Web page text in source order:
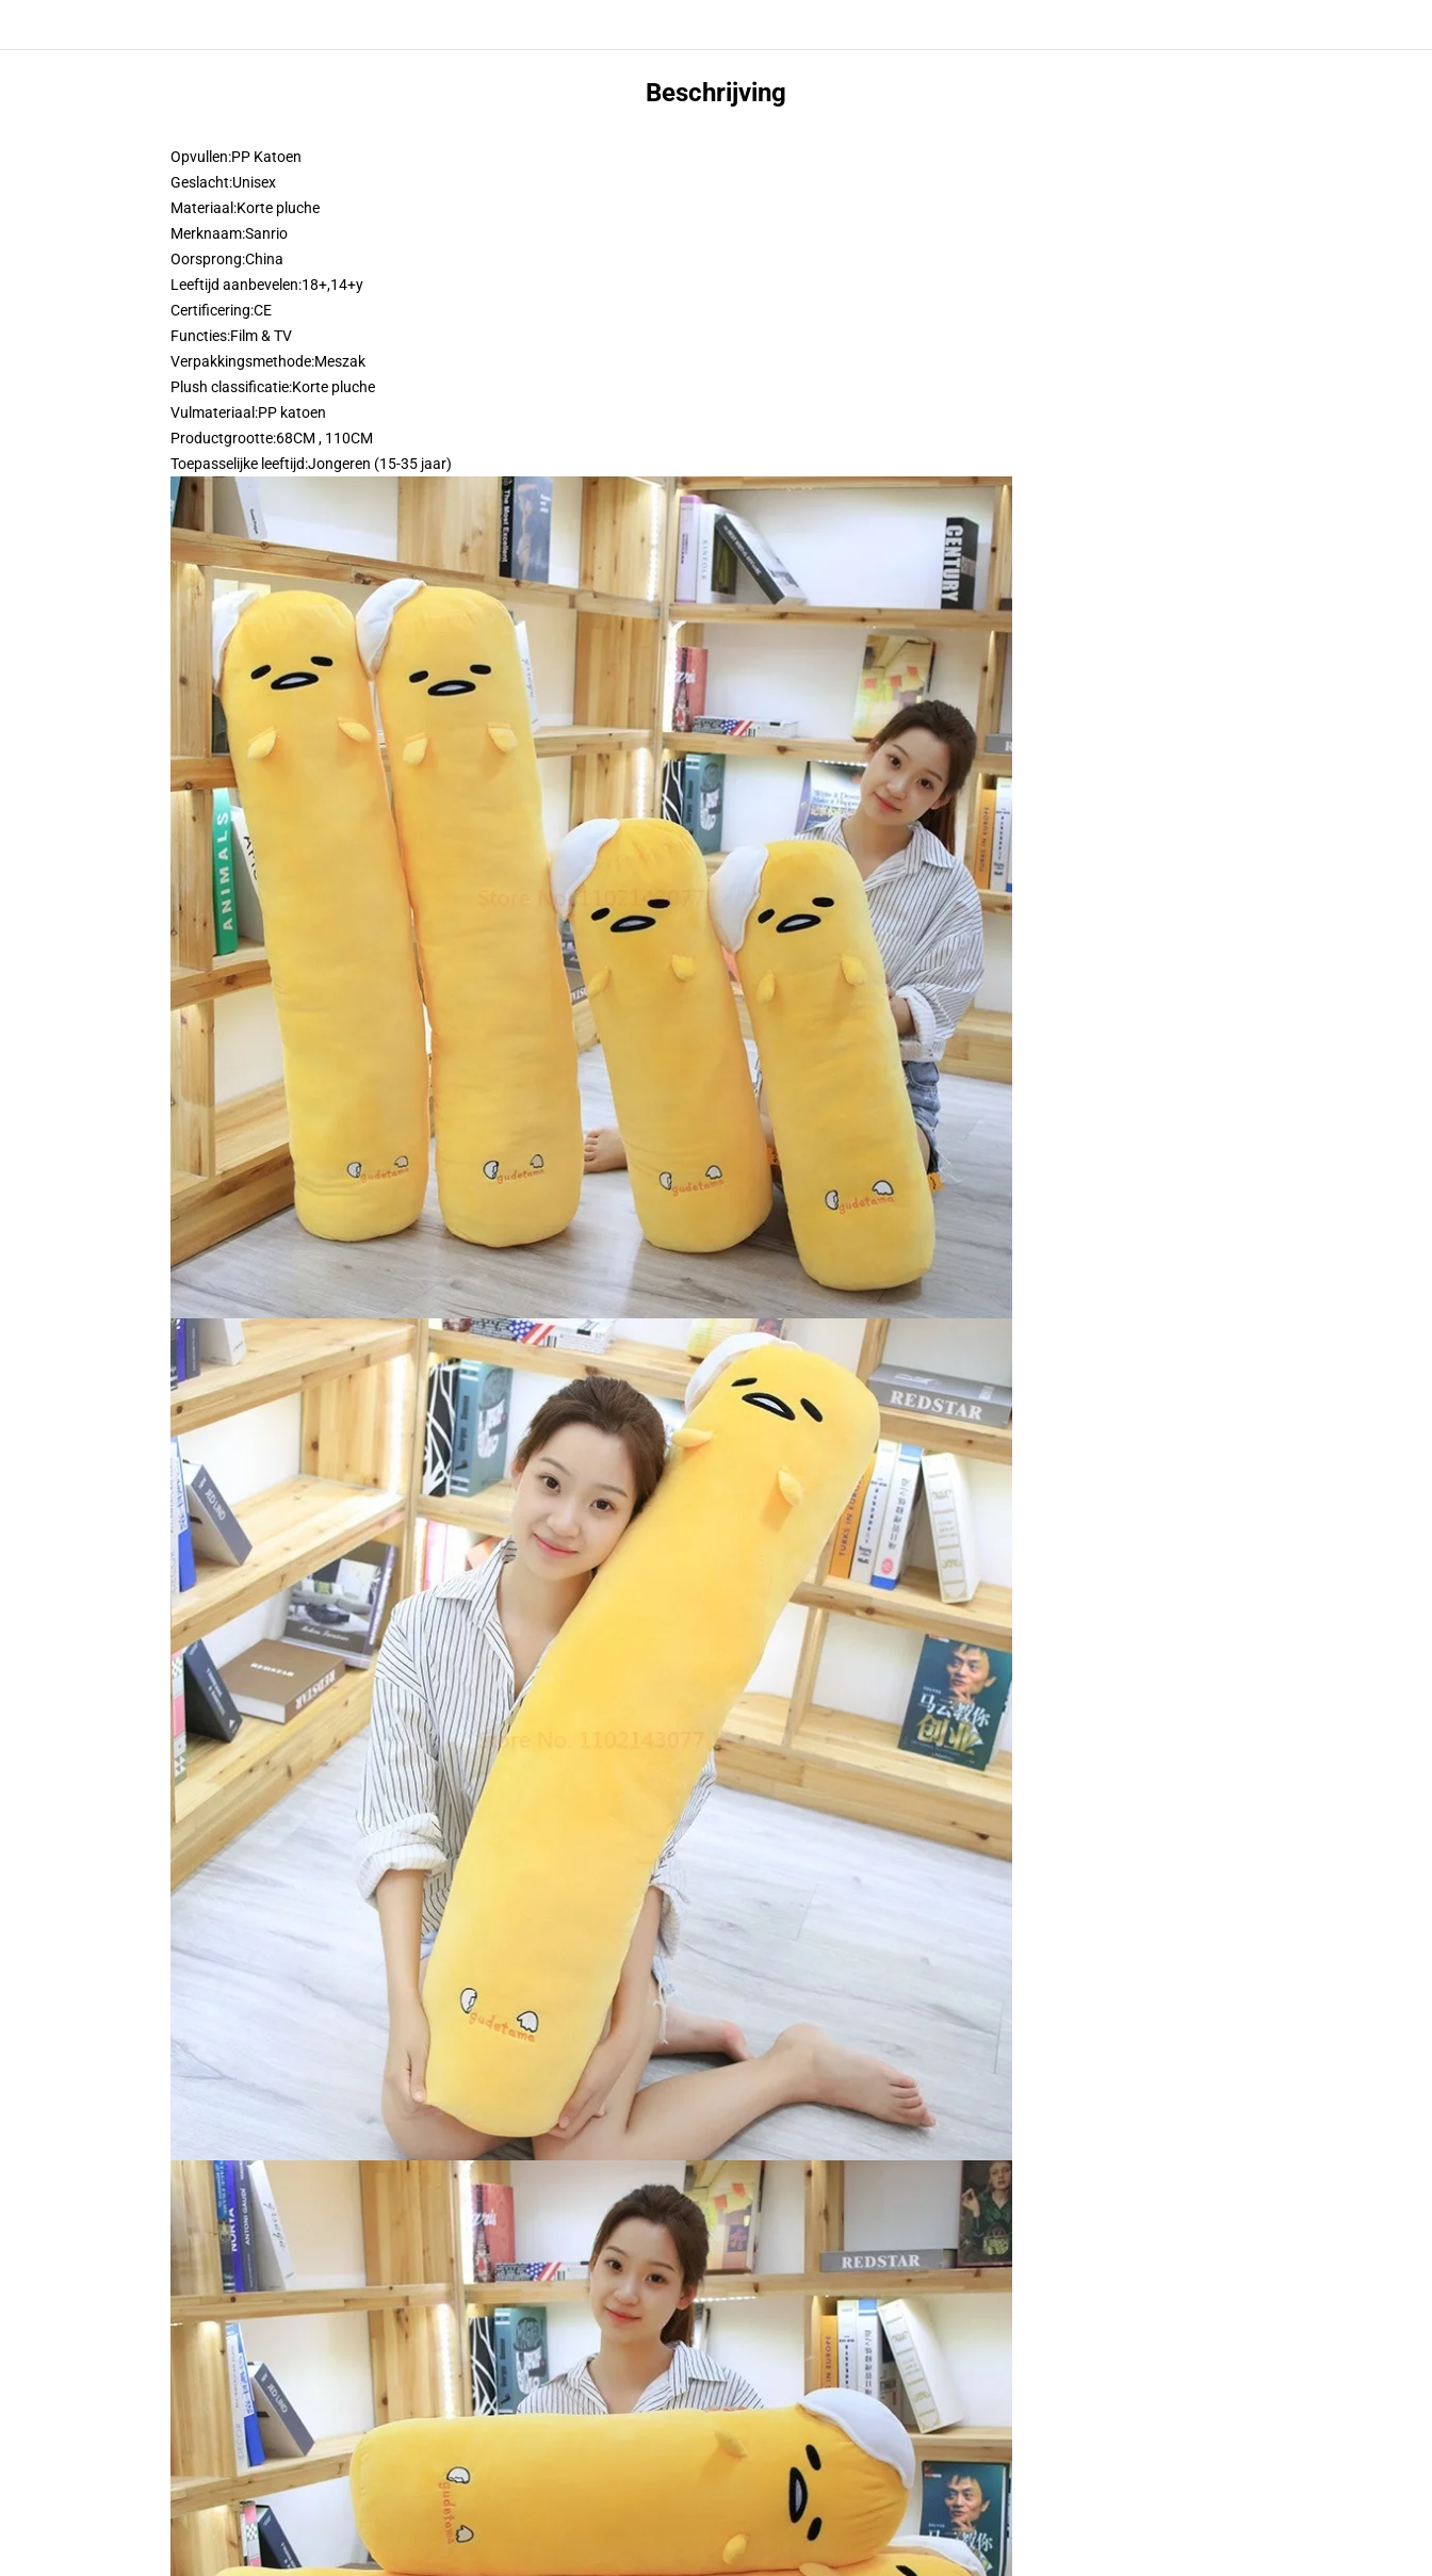
Beschrijving
Opvullen:PP Katoen
Geslacht:Unisex
Materiaal:Korte pluche
Merknaam:Sanrio
Oorsprong:China
Leeftijd aanbevelen:18+,14+y
Certificering:CE
Functies:Film & TV
Verpakkingsmethode:Meszak
Plush classificatie:Korte pluche
Vulmateriaal:PP katoen
Productgrootte:68CM , 110CM
Toepasselijke leeftijd:Jongeren (15-35 jaar)